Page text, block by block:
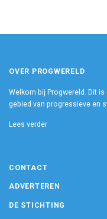
OVER PROGWERELD
Welkom bij Progwereld. Dit
gebied van progressieve en
Lees verder
CONTACT
ADVERTEREN
DE STICHTING